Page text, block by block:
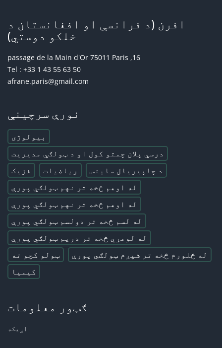
افرن (د فرانسې او افغانستان د
خلکو دوستي)
16, passage de la Main d'Or 75011 Paris
Tel : +33 1 43 55 63 50
afrane.paris@gmail.com
نورې سرچینې
بیولوژی
درسي پلان چمتو کول او د ټولګي مدیریت
د چاپیریال ساینس
ریاضیات
فزیک
له اوهم څخه تر نهم ټولګي پورې
له اوهم څخه تر نهم ټولګي پورې
له لسم څخه تر دولسم ټولګي پورې
له لومړي څخه تر دریم ټولګي پورې
له څلورم څخه تر شپږم ټولګي پورې
ټولو کچو ته
کیمیا
ګټور معلومات
اړیکه